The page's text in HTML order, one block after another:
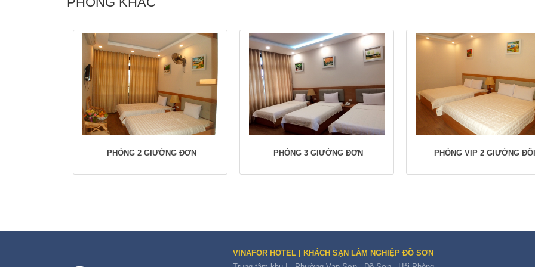
PHÒNG 2 GIƯỜNG ĐƠN PHÒNG 3 GIƯỜNG ĐƠN PHÒNG VIP 2 GIƯỜNG ĐÔI
VINAFOR HOTEL | KHÁCH SẠN LÂM NGHIỆP ĐỒ SƠN